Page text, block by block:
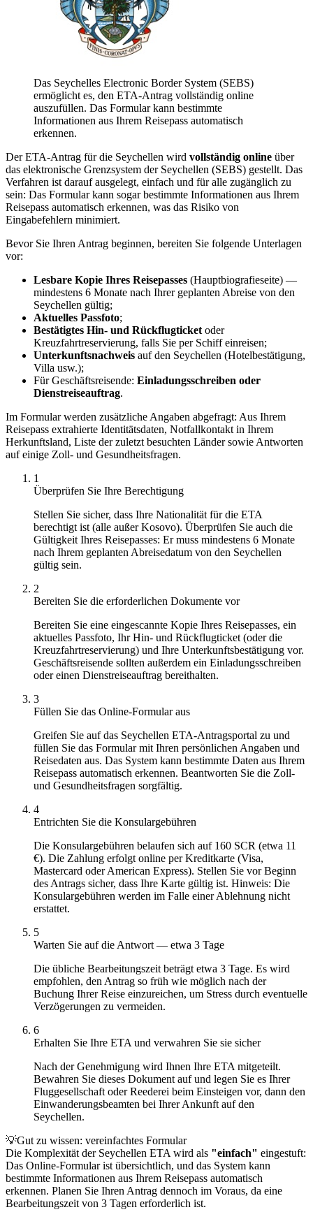
Das Seychelles Electronic Border System (SEBS)
ermöglicht es, den ETA-Antrag vollständig online
auszufüllen. Das Formular kann bestimmte
Informationen aus Ihrem Reisepass automatisch
erkennen.
Der ETA-Antrag für die Seychellen wird vollständig online über
das elektronische Grenzsystem der Seychellen (SEBS) gestellt. Das
Verfahren ist darauf ausgelegt, einfach und für alle zugänglich zu
sein: Das Formular kann sogar bestimmte Informationen aus Ihrem
Reisepass automatisch erkennen, was das Risiko von
Eingabefehlern minimiert.
Bevor Sie Ihren Antrag beginnen, bereiten Sie folgende Unterlagen
vor:
Lesbare Kopie Ihres Reisepasses (Hauptbiografieseite) —
mindestens 6 Monate nach Ihrer geplanten Abreise von den
Seychellen gültig;
Aktuelles Passfoto;
Bestätigtes Hin- und Rückflugticket oder
Kreuzfahrtreservierung, falls Sie per Schiff einreisen;
Unterkunftsnachweis auf den Seychellen (Hotelbestätigung,
Villa usw.);
Für Geschäftsreisende: Einladungsschreiben oder
Dienstreiseauftrag.
Im Formular werden zusätzliche Angaben abgefragt: Aus Ihrem
Reisepass extrahierte Identitätsdaten, Notfallkontakt in Ihrem
Herkunftsland, Liste der zuletzt besuchten Länder sowie Antworten
auf einige Zoll- und Gesundheitsfragen.
1
Überprüfen Sie Ihre Berechtigung
Stellen Sie sicher, dass Ihre Nationalität für die ETA
berechtigt ist (alle außer Kosovo). Überprüfen Sie auch die
Gültigkeit Ihres Reisepasses: Er muss mindestens 6 Monate
nach Ihrem geplanten Abreisedatum von den Seychellen
gültig sein.
2
Bereiten Sie die erforderlichen Dokumente vor
Bereiten Sie eine eingescannte Kopie Ihres Reisepasses, ein
aktuelles Passfoto, Ihr Hin- und Rückflugticket (oder die
Kreuzfahrtreservierung) und Ihre Unterkunftsbestätigung vor.
Geschäftsreisende sollten außerdem ein Einladungsschreiben
oder einen Dienstreiseauftrag bereithalten.
3
Füllen Sie das Online-Formular aus
Greifen Sie auf das Seychellen ETA-Antragsportal zu und
füllen Sie das Formular mit Ihren persönlichen Angaben und
Reisedaten aus. Das System kann bestimmte Daten aus Ihrem
Reisepass automatisch erkennen. Beantworten Sie die Zoll-
und Gesundheitsfragen sorgfältig.
4
Entrichten Sie die Konsulargebühren
Die Konsulargebühren belaufen sich auf 160 SCR (etwa 11
€). Die Zahlung erfolgt online per Kreditkarte (Visa,
Mastercard oder American Express). Stellen Sie vor Beginn
des Antrags sicher, dass Ihre Karte gültig ist. Hinweis: Die
Konsulargebühren werden im Falle einer Ablehnung nicht
erstattet.
5
Warten Sie auf die Antwort — etwa 3 Tage
Die übliche Bearbeitungszeit beträgt etwa 3 Tage. Es wird
empfohlen, den Antrag so früh wie möglich nach der
Buchung Ihrer Reise einzureichen, um Stress durch eventuelle
Verzögerungen zu vermeiden.
6
Erhalten Sie Ihre ETA und verwahren Sie sie sicher
Nach der Genehmigung wird Ihnen Ihre ETA mitgeteilt.
Bewahren Sie dieses Dokument auf und legen Sie es Ihrer
Fluggesellschaft oder Reederei beim Einsteigen vor, dann den
Einwanderungsbeamten bei Ihrer Ankunft auf den
Seychellen.
💡Gut zu wissen: vereinfachtes Formular
Die Komplexität der Seychellen ETA wird als "einfach" eingestuft:
Das Online-Formular ist übersichtlich, und das System kann
bestimmte Informationen aus Ihrem Reisepass automatisch
erkennen. Planen Sie Ihren Antrag dennoch im Voraus, da eine
Bearbeitungszeit von 3 Tagen erforderlich ist.